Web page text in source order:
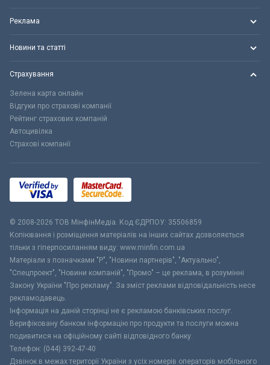
Реклама
Новини та статті
Страхування
Зелена карта онлайн
Відгуки про страхові компанії
Рейтинг страхових компаній
Автоцивілка
Страхові компанії
© 2008-2026 ТОВ МiнфiнМедiа. Код ЄДРПОУ: 35506859
Копіювання і розміщення матеріалів на інших сайтах дозволяється
тільки з гіперпосиланням виду: www.minfin.com.ua
Матеріали з позначками "Р", "Новини партнерів", "Актуально",
"Спецпроект", "Новини компаній", "Промо" – це реклама, в розумінні
Закону України "Про рекламу". За зміст реклами відповідальність несе
рекламодавець.
Інформація на даній сторінці не є рекламою банківських послуг.
Верифіковану банком інформацію про продукти та послуги можна
подивитися на офіційному сайті відповідного банку.
Телефон: (044) 392-47-40
Дзвінок в межах території України з усіх номерів операторів мобільного